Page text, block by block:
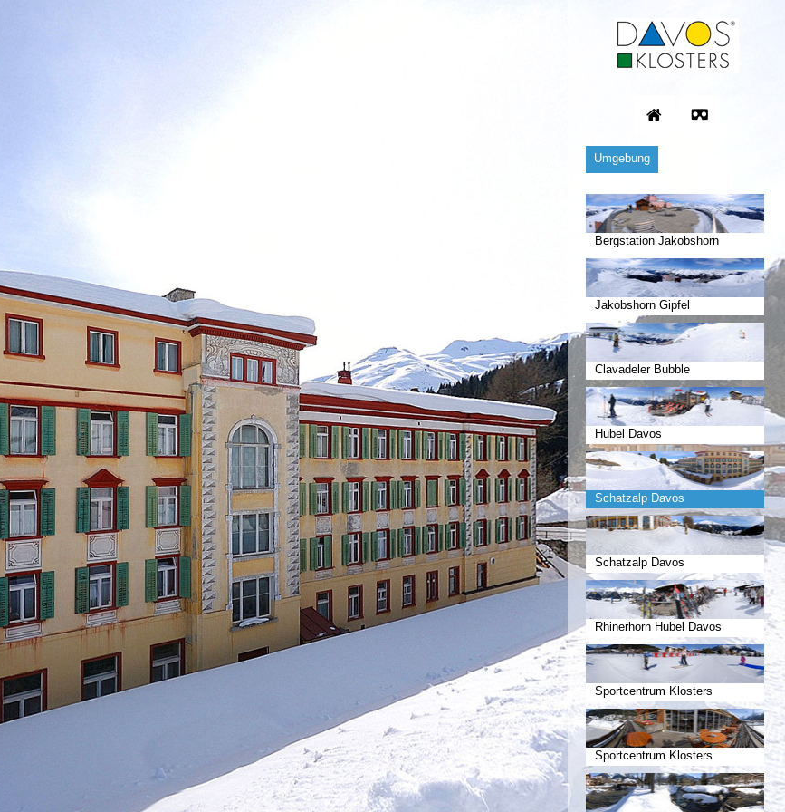
Umgebung
Bergstation Jakobshorn
Jakobshorn Gipfel
Clavadeler Bubble
Hubel Davos
Schatzalp Davos
Schatzalp Davos
Rhinerhorn Hubel Davos
Sportcentrum Klosters
Sportcentrum Klosters